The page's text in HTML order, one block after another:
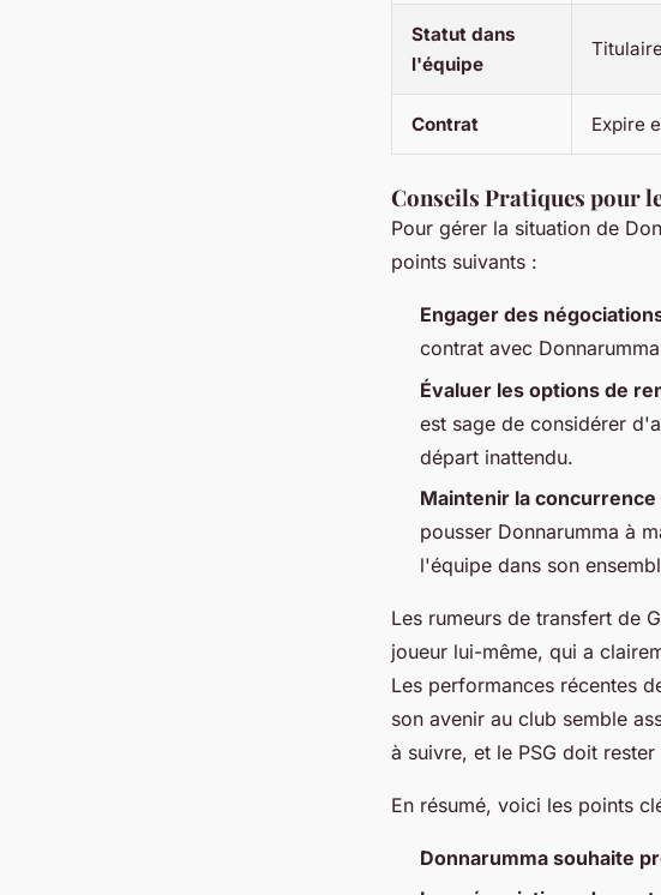
Statut dans
l'équipe
Contrat Expire
Conseils Pratiques pour
Pour gérer la situation de
points suivants :
Engager des
contrat avec
Évaluer les options de
est sage de considérer
départ inattendu.
Maintenir la concurrence
pousser Donnarumma à
l'équipe dans son
Les rumeurs de transfert de
joueur lui-même, qui a
Les performances récentes
son avenir au club semble
à suivre, et le PSG doit
En résumé, voici les points
Donnarumma souhaite